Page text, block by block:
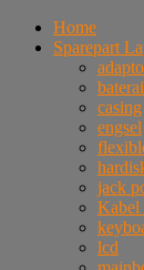
Home
Sparepart
casing
engsel
jack
Kabel
lcd